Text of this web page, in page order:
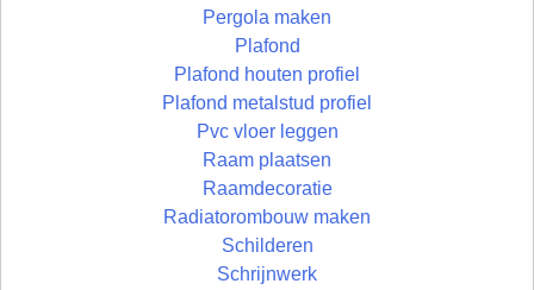
Pergola maken
Plafond
Plafond houten profiel
Plafond metalstud profiel
Pvc vloer leggen
Raam plaatsen
Raamdecoratie
Radiatorombouw maken
Schilderen
Schrijnwerk